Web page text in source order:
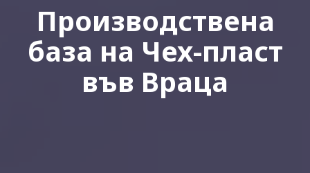
Производствена
база на Чех-пласт
във Враца